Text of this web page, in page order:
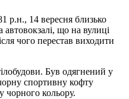
р.н., 14 вересня близько
автовокзалі, що на вулиці
чого перестав виходити
Був одягнений у
спортивну кофту
чорного кольору.